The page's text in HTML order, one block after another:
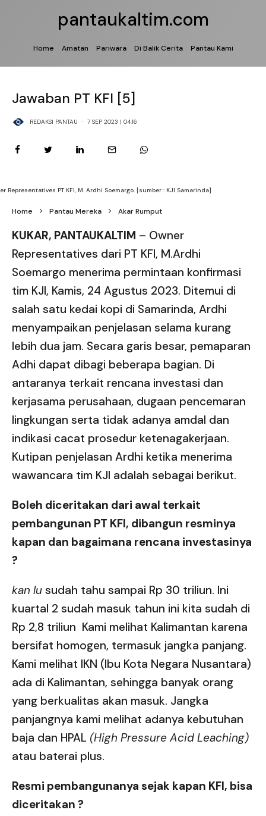
pantaukaltim.com
Home Amatan Pariwara Di Balik Cerita Pantau Kami
Jawaban PT KFI [5]
REDAKSI PANTAU · 7 SEP 2023 | 04:16
Representatives PT KFI, M. Ardhi Soemargo. [sumber : KJI Samarinda]
Home Pantau Mereka Akar Rumput
KUKAR, PANTAUKALTIM – Owner
Representatives dari PT KFI, M.Ardhi
Soemargo menerima permintaan konfirmasi
tim KJI, Kamis, 24 Agustus 2023. Ditemui di
salah satu kedai kopi di Samarinda, Ardhi
menyampaikan penjelasan selama kurang
lebih dua jam. Secara garis besar, pemaparan
Adhi dapat dibagi beberapa bagian. Di
antaranya terkait rencana investasi dan
kerjasama perusahaan, dugaan pencemaran
lingkungan serta tidak adanya amdal dan
indikasi cacat prosedur ketenagakerjaan.
Kutipan penjelasan Ardhi ketika menerima
wawancara tim KJI adalah sebagai berikut.
Boleh diceritakan dari awal terkait
pembangunan PT KFI, dibangun resminya
kapan dan bagaimana rencana investasinya
?
kan lu sudah tahu sampai Rp 30 triliun. Ini
kuartal 2 sudah masuk tahun ini kita sudah di
Rp 2,8 triliun Kami melihat Kalimantan karena
bersifat homogen, termasuk jangka panjang.
Kami melihat IKN (Ibu Kota Negara Nusantara)
ada di Kalimantan, sehingga banyak orang
yang berkualitas akan masuk. Jangka
panjangnya kami melihat adanya kebutuhan
baja dan HPAL (High Pressure Acid Leaching)
atau baterai plus.
Resmi pembangunanya sejak kapan KFI, bisa
diceritakan ?